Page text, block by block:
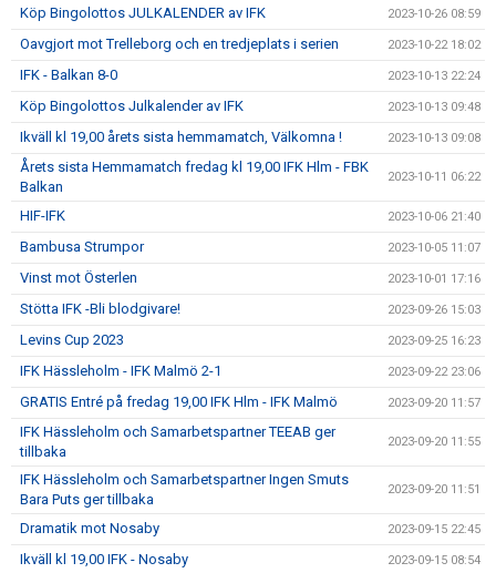
Köp Bingolottos JULKALENDER av IFK 2023-10-26 08:59
Oavgjort mot Trelleborg och en tredjeplats i serien 2023-10-22 18:02
IFK - Balkan 8-0 2023-10-13 22:24
Köp Bingolottos Julkalender av IFK 2023-10-13 09:48
Ikväll kl 19,00 årets sista hemmamatch, Välkomna ! 2023-10-13 09:08
Årets sista Hemmamatch fredag kl 19,00 IFK Hlm - FBK
Balkan
2023-10-11 06:22
HIF-IFK 2023-10-06 21:40
Bambusa Strumpor 2023-10-05 11:07
Vinst mot Österlen 2023-10-01 17:16
Stötta IFK -Bli blodgivare! 2023-09-26 15:03
Levins Cup 2023 2023-09-25 16:23
IFK Hässleholm - IFK Malmö 2-1 2023-09-22 23:06
GRATIS Entré på fredag 19,00 IFK Hlm - IFK Malmö 2023-09-20 11:57
IFK Hässleholm och Samarbetspartner TEEAB ger
tillbaka
2023-09-20 11:55
IFK Hässleholm och Samarbetspartner Ingen Smuts
Bara Puts ger tillbaka
2023-09-20 11:51
Dramatik mot Nosaby 2023-09-15 22:45
Ikväll kl 19,00 IFK - Nosaby 2023-09-15 08:54